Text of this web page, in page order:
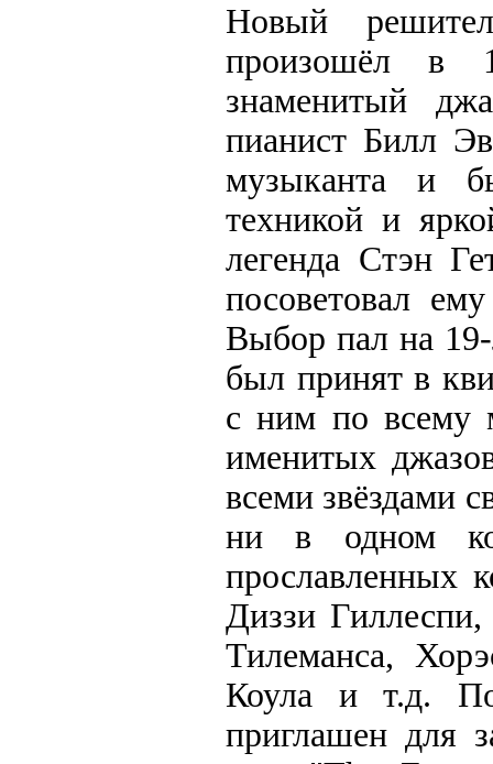
Новый
произошёл в
знаменитый
пианист Билл
музыканта и
техникой и
легенда Стэн
посоветовал
Выбор пал на
был принят в
с ним по всему
именитых
всеми звёздами
ни в одном
прославленных
Диззи
Тилеманса,
Коула и т.д.
приглашен для